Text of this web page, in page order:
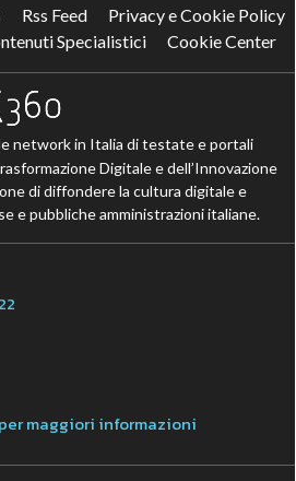
Rss Feed
Privacy e Cookie Policy
Specialistici
Cookie Center
network in Italia di testate e portali
Digitale e dell’Innovazione
di diffondere la cultura digitale e
e pubbliche amministrazioni italiane.
maggiori informazioni